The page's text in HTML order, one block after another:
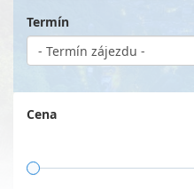
Termín
Cena